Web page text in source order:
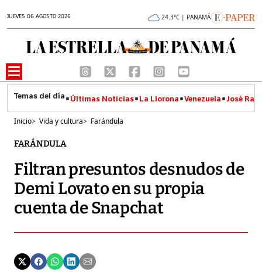
JUEVES 06 AGOSTO 2026 24.3°C | PANAMÁ
Últimas Noticias La Llorona Venezuela José
Inicio> Vida y cultura> Farándula
FARÁNDULA
Filtran presuntos desnudos de
Demi Lovato en su propia
cuenta de Snapchat